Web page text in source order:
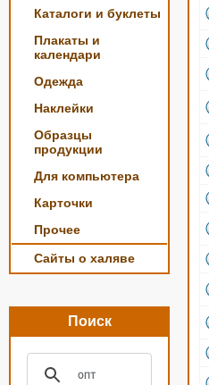
Каталоги и буклеты
Плакаты и
календари
Одежда
Наклейки
Образцы
продукции
Для компьютера
Карточки
Прочее
Сайты о халяве
Поиск